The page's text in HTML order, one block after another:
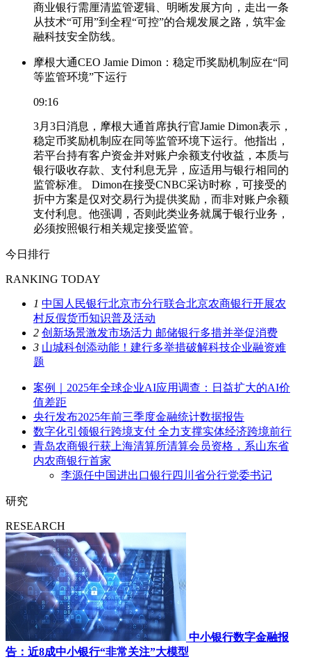
商业银行需厘清监管逻辑、明晰发展方向，走出一条
从技术“可用”到全程“可控”的合规发展之路，筑牢金
融科技安全防线。
摩根大通CEO Jamie Dimon：稳定币奖励机制应在“同
等监管环境”下运行
09:16
3月3日消息，摩根大通首席执行官Jamie Dimon表示，
稳定币奖励机制应在同等监管环境下运行。他指出，
若平台持有客户资金并对账户余额支付收益，本质与
银行吸收存款、支付利息无异，应适用与银行相同的
监管标准。 Dimon在接受CNBC采访时称，可接受的
折中方案是仅对交易行为提供奖励，而非对账户余额
支付利息。他强调，否则此类业务就属于银行业务，
必须按照银行相关规定接受监管。
今日排行
RANKING TODAY
1 中国人民银行北京市分行联合北京农商银行开展农
村反假货币知识普及活动
2 创新场景激发市场活力 邮储银行多措并举促消费
3 山城科创添动能！建行多举措破解科技企业融资难
题
案例｜2025年全球企业AI应用调查：日益扩大的AI价
值差距
央行发布2025年前三季度金融统计数据报告
数字化引领银行跨境支付 全力支撑实体经济跨境前行
青岛农商银行获上海清算所清算会员资格，系山东省
内农商银行首家
李源任中国进出口银行四川省分行党委书记
研究
RESEARCH
中小银行数字金融报
告：近8成中小银行“非常关注”大模型